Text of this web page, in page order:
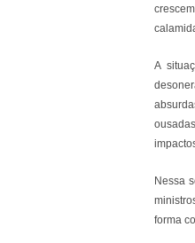
A
Nessa
forma